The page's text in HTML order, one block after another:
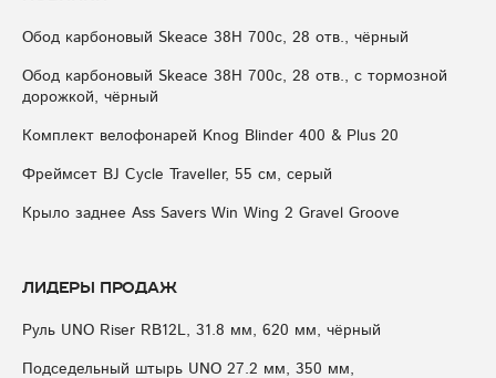
Обод карбоновый Skeace 38H 700с, 28 отв., чёрный
Обод карбоновый Skeace 38H 700с, 28 отв., с тормозной
дорожкой, чёрный
Комплект велофонарей Knog Blinder 400 & Plus 20
Фреймсет BJ Cycle Traveller, 55 см, серый
Крыло заднее Ass Savers Win Wing 2 Gravel Groove
Лидеры продаж
Руль UNO Riser RB12L, 31.8 мм, 620 мм, чёрный
Подседельный штырь UNO 27.2 мм, 350 мм,